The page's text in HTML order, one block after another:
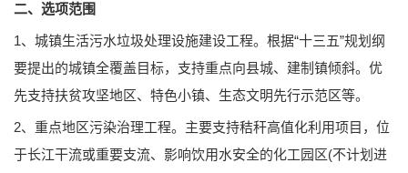
二、选项范围
1、城镇生活污水垃圾处理设施建设工程。根据“十三五”规划纲
要提出的城镇全覆盖目标，支持重点向县城、建制镇倾斜。优
先支持扶贫攻坚地区、特色小镇、生态文明先行示范区等。
2、重点地区污染治理工程。主要支持秸秆高值化利用项目，位
于长江干流或重要支流、影响饮用水安全的化工园区(不计划进